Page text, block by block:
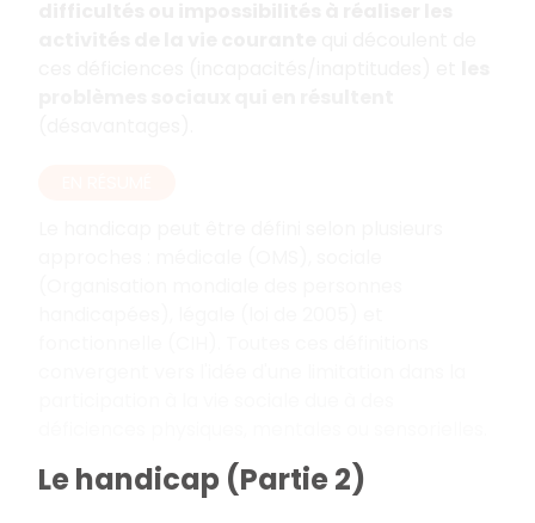
Le handicap (Partie 2)